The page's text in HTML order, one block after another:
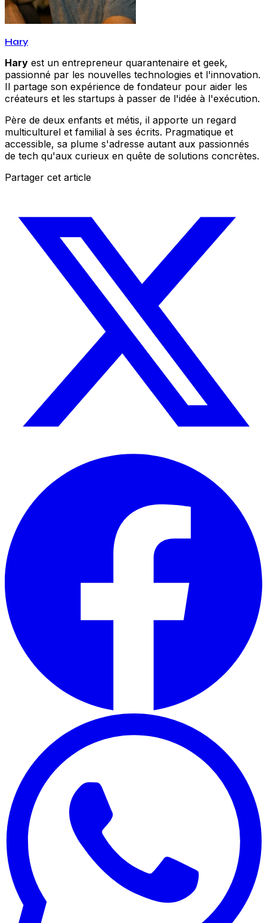
Hary
Hary est un entrepreneur quarantenaire et geek,
passionné par les nouvelles technologies et l'innovation.
Il partage son expérience de fondateur pour aider les
créateurs et les startups à passer de l'idée à l'exécution.
Père de deux enfants et métis, il apporte un regard
multiculturel et familial à ses écrits. Pragmatique et
accessible, sa plume s'adresse autant aux passionnés
de tech qu'aux curieux en quête de solutions concrètes.
Partager cet article